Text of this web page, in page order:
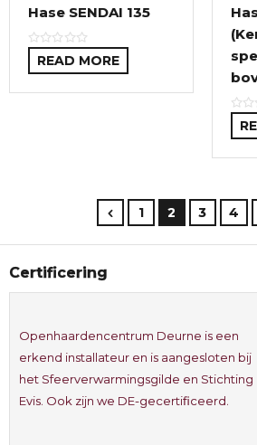
Hase SENDAI 135
READ MORE
1 2 3 4
Certificering
Openhaardencentrum Deurne is een
erkend installateur en is aangesloten bij
het Sfeerverwarmingsgilde en Stichting
Evis. Ook zijn we DE-gecertificeerd.